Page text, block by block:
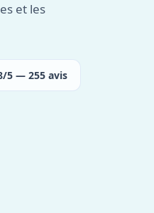
et les
5 — 255 avis